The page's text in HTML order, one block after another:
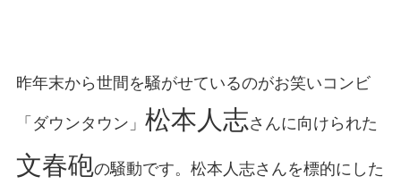
昨年末から世間を騒がせているのがお笑いコンビ
「ダウンタウン」 松本人志さんに向けられた
文春砲の騒動です。松本人志さんを標的にした